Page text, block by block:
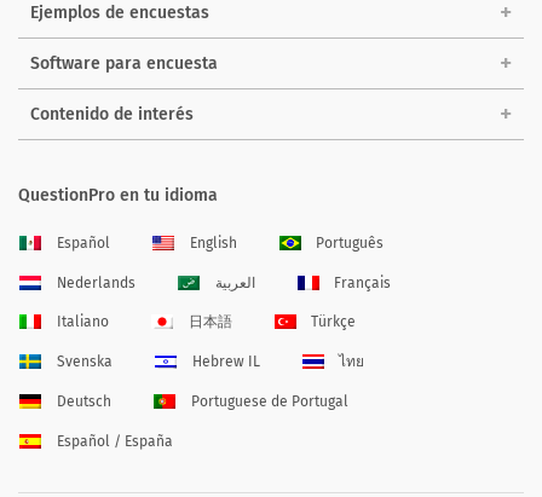
Ejemplos de encuestas
Software para encuesta
Contenido de interés
QuestionPro en tu idioma
Español English Português
Nederlands العربية Français
Italiano 日本語 Türkçe
Svenska Hebrew IL ไทย
Deutsch Portuguese de Portugal
Español / España